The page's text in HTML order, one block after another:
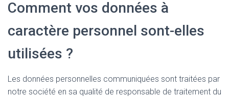
Comment vos données à
caractère personnel sont-elles
utilisées ?
Les données personnelles communiquées sont traitées par
notre société en sa qualité de responsable de traitement du